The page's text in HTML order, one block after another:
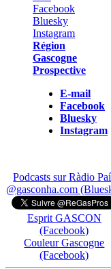
Région
Gascogne
Prospective
E-mail
Facebook
Bluesky
Instagram
Podcasts sur Ràdio
@gasconha.com
Esprit GASCON
(Facebook)
Couleur Gascogne
(Facebook)